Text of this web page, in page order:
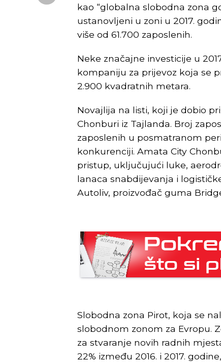
kao “globalna slobodna zona
ustanovljeni u zoni u 2017.
više od 61.700 zaposlenih.
Neke značajne investicije u
kompaniju za prijevoz koja se
2.900 kvadratnih metara.
Novajlija na listi, koji je dobio
Chonburi iz Tajlanda. Broj
zaposlenih u posmatranom
konkurenciji. Amata City
pristup, uključujući luke,
lanaca snabdijevanja i
Autoliv, proizvođač guma
Slobodna zona Pirot, koja se
slobodnom zonom za Evropu.
za stvaranje novih radnih
22% između 2016. i 2017.